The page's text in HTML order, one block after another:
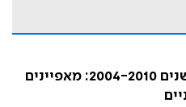
נפגעי כוויות בישראל בין השנים 2004-2010: מאפיינים